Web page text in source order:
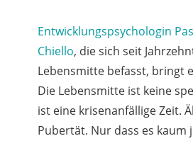
Entwicklungspsychologin
Chiello, die sich seit
Lebensmitte befasst, bringt
Die Lebensmitte ist keine
ist eine krisenanfällige Zeit.
Pubertät. Nur dass es kaum